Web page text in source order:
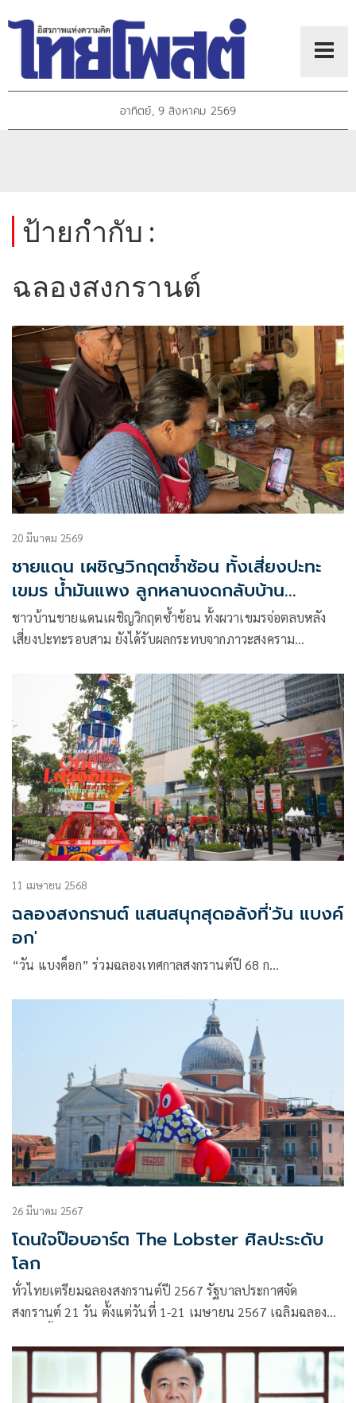
อาทิตย์, 9 สิงหาคม 2569
ป้ายกำกับ :
ฉลองสงกรานต์
20 มีนาคม 2569
ชายแดน เผชิญวิกฤตซ้ำซ้อน ทั้งเสี่ยงปะทะ
เขมร น้ำมันแพง ลูกหลานงดกลับบ้าน
สงกรานต์
ชาวบ้านชายแดนเผชิญวิกฤตซ้ำซ้อน ทั้งผวาเขมรจ่อตลบหลัง
เสี่ยงปะทะรอบสาม ยังได้รับผลกระทบจากภาวะสงคราม
สงกรานต์งดกลับบ้าน กลัวไม่มีน้ำมันเติมและภาระค่าใช้จ่ายที่
11 เมษายน 2568
ฉลองสงกรานต์ แสนสนุกสุดอลังที่'วัน แบงค์
อก'
“วัน แบงค็อก” ร่วมฉลองเทศกาลสงกรานต์ปี 68 ก…
26 มีนาคม 2567
โดนใจป๊อบอาร์ต The Lobster ศิลปะระดับ
โลก
ทั่วไทยเตรียมฉลองสงกรานต์ปี 2567 รัฐบาลประกาศจัด
สงกรานต์ 21 วัน ตั้งแต่วันที่ 1-21 เมษายน 2567 เฉลิมฉลองที่ยู
บัญชีตัวแทนมรดกภูมิปัญญาทางวัฒนธรรมที่จับต้องไม่ได้ของ